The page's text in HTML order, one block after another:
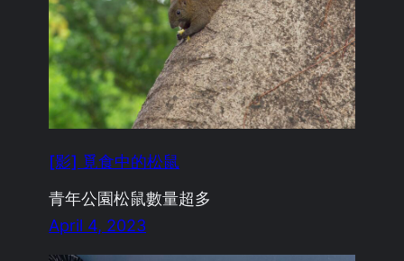
[影] 覓食中的松鼠
青年公園松鼠數量超多
April 4, 2023